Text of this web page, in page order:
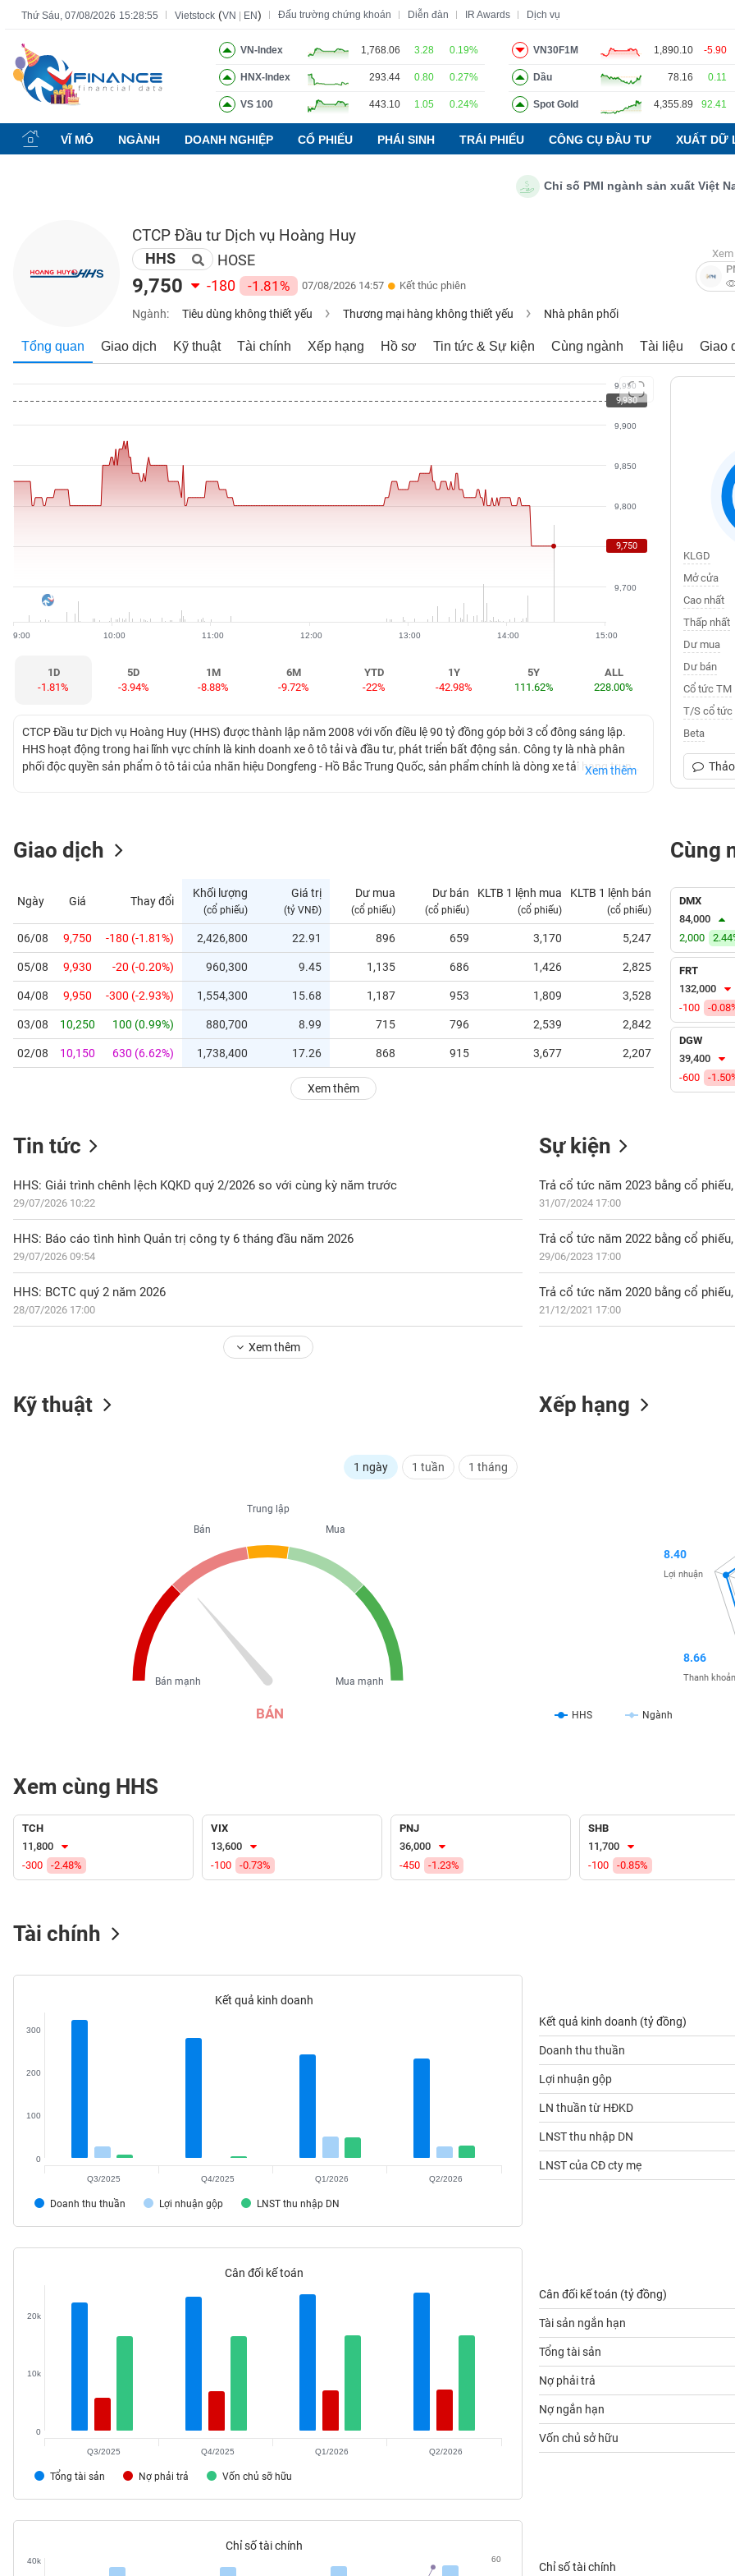
Thứ Sáu, 07/08/2026 15:28:56 Vietstock (VN EN) Đấu trường chứng khoán Diễn đàn IR Awards Dịch vụ
VN-Index 1,768.06 3.28 0.19%
HNX-Index 293.44 0.80 0.27%
VS 100 443.10 1.05 0.24%
VN30F1M 1,890.10 -5.90
Dầu 78.16 0.11
Spot Gold 4,355.89 92.41
VĨ MÔ NGÀNH DOANH NGHIỆP CỔ PHIẾU PHÁI SINH TRÁI PHIẾU CÔNG CỤ ĐẦU TƯ XUẤT DỮ
Chỉ số PMI ngành sản xuất Việt Nam
CTCP Đầu tư Dịch vụ Hoàng Huy
HHS HOSE
9,750 -180 -1.81% 07/08/2026 14:57 Kết thúc phiên
Ngành: Tiêu dùng không thiết yếu Thương mại hàng không thiết yếu Nhà phân phối
Tổng quan Giao dịch Kỹ thuật Tài chính Xếp hạng Hồ sơ Tin tức & Sự kiện Cùng ngành Tài liệu Giao
9,700
9,750
9,800
9,850
9,900
9,950
9:00 10:00 11:00 12:00 13:00 14:00 15:00
9,930
9,750
1D
-1.81%
5D
-3.94%
1M
-8.88%
6M
-9.72%
YTD
-22%
1Y
-42.98%
5Y
111.62%
ALL
228.00%
CTCP Đầu tư Dịch vụ Hoàng Huy (HHS) được thành lập năm 2008 với vốn điều lệ 90 tỷ đồng góp bởi 3 cổ đông sáng lập.
HHS hoạt động trong hai lĩnh vực chính là kinh doanh xe ô tô tải và đầu tư, phát triển bất động sản. Công ty là nhà phân
phối độc quyền sản phẩm ô tô tải của nhãn hiệu Dongfeng - Hồ Bắc Trung Quốc, sản phẩm chính là dòng xe tải hạng trung
Xem thêm
KLGD
Mở cửa
Cao nhất
Thấp nhất
Dư mua
Dư bán
Cổ tức TM
T/S cổ tức
Beta
Giao dịch
Ngày Giá Thay đổi
Khối lượng
(cổ phiếu)
Giá trị
(tỷ VNĐ)
Dư mua
(cổ phiếu)
Dư bán
(cổ phiếu)
KLTB 1 lệnh mua
(cổ phiếu)
KLTB 1 lệnh bán
(cổ phiếu)
06/08 9,750 -180 (-1.81%) 2,426,800 22.91 896 659 3,170 5,247 0.00
05/08 9,930 -20 (-0.20%) 960,300 9.45 1,135 686 1,426 2,825
04/08 9,950 -300 (-2.93%) 1,554,300 15.68 1,187 953 1,809 3,528 0.28
03/08 10,250 100 (0.99%) 880,700 8.99 715 796 2,539 2,842 0.02
02/08 10,150 630 (6.62%) 1,738,400 17.26 868 915 3,677 2,207 2.23
Xem thêm
Cùng
DMX
84,000
2,000
FRT
132,000
-100
-
DGW
39,400
-600
-
Tin tức
HHS: Giải trình chênh lệch KQKD quý 2/2026 so với cùng kỳ năm trước
29/07/2026 10:22
HHS: Báo cáo tình hình Quản trị công ty 6 tháng đầu năm 2026
29/07/2026 09:54
HHS: BCTC quý 2 năm 2026
28/07/2026 17:00
Xem thêm
Sự kiện
Trả cổ tức năm 2023 bằng cổ
31/07/2024 17:00
Trả cổ tức năm 2022 bằng cổ
29/06/2023 17:00
Trả cổ tức năm 2020 bằng cổ
21/12/2021 17:00
Kỹ thuật
1 ngày 1 tuần 1 tháng
BÁN
Trung lập
Mua
Mua mạnh
Bán
Bán mạnh
Xếp hạng
HHS Ngành
8.66
Thanh khoản
8.40
Lợi nhuận
Xem cùng HHS
TCH
11,800
-300
-2.48%
VIX
13,600
-100
-0.73%
PNJ
36,000
-450
-1.23%
SHB
11,700
-100
-0.85%
Tài chính
Kết quả kinh doanh
Doanh thu thuần Lợi nhuận gộp LNST thu nhập DN
0
100
200
300
Q3/2025 Q4/2025 Q1/2026 Q2/2026
Kết quả kinh doanh (tỷ đồng)
Doanh thu thuần
Lợi nhuận gộp
LN thuần từ HĐKD
LNST thu nhập DN
LNST của CĐ cty mẹ
Cân đối kế toán
Tổng tài sản Nợ phải trả Vốn chủ sỡ hữu
0
10k
20k
Q3/2025 Q4/2025 Q1/2026 Q2/2026
Cân đối kế toán (tỷ đồng)
Tài sản ngắn hạn
Tổng tài sản
Nợ phải trả
Nợ ngắn hạn
Vốn chủ sở hữu
Chỉ số tài chính
40k 60
Chỉ số tài chính
Tất cả Tính năng Ngành Mã chứng khoán Lãnh đạo Báo cáo phân tích Thuật ngữ
Tính
năng
(-)
KHOÁN
NGHIỆP
BẤT
ĐỘNG
TÀI
HÓA
GIỚI
CÁ
NHÂN
PHÂN
TÍCH
VIETSTOCKFINANCE
DOANH
NGHIỆP
CỔ
PHIẾU
SINH
(-)
VS-
SECTOR
NGHIỆP
TIÊU
KHÔNG
TIÊU
THIẾT